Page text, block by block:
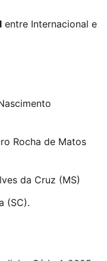
entre Internacional e
Rocha de Matos
da Cruz (MS)
(SC).